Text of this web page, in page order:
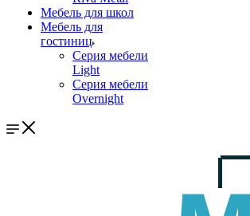
Мебель для школ
Мебель для
гостиниц
Серия мебели
Light
Серия мебели
Overnight